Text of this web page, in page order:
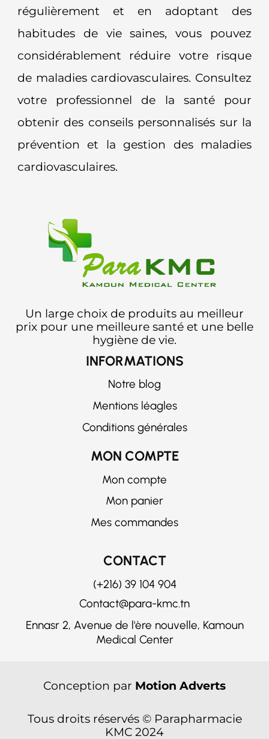
régulièrement et en adoptant des
habitudes de vie saines, vous pouvez
considérablement réduire votre risque
de maladies cardiovasculaires. Consultez
votre professionnel de la santé pour
obtenir des conseils personnalisés sur la
prévention et la gestion des maladies
cardiovasculaires.
Un large choix de produits au meilleur
prix pour une meilleure santé et une belle
hygiène de vie.
INFORMATIONS
Notre blog
Mentions léagles
Conditions générales
MON COMPTE
Mon compte
Mon panier
Mes commandes
CONTACT
(+216) 39 104 904
Contact@para-kmc.tn
Ennasr 2, Avenue de l'ère nouvelle, Kamoun
Medical Center
Conception par Motion Adverts
Tous droits réservés © Parapharmacie
KMC 2024